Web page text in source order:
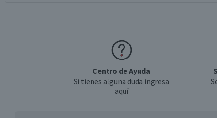
Centro de Ayuda
Si tienes alguna duda ingresa
aquí